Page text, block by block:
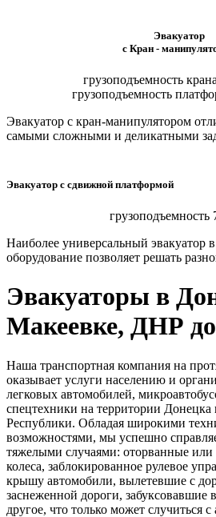
Эвакуатор
с Кран -
грузоподъемность
грузоподъемность
Эвакуатор с кран-манипулятором
самыми сложными и деликатными
Эвакуатор с сдвижной платформой
грузоподъемность
Наиболее универсальный эвакуатор
оборудование позволяет решать
Эвакуаторы в
Макеевке, ДНР
Наша транспортная компания на
оказывает услуги населению и
легковых автомобилей,
спецтехники на территории
Республики. Обладая широкими
возможностями, мы успешно
тяжелыми случаями: оторванные или
колеса, заблокированное рулевое
крышу автомобили, вылетевшие с
заснеженной дороги, забуксовавшие
другое, что только может случиться